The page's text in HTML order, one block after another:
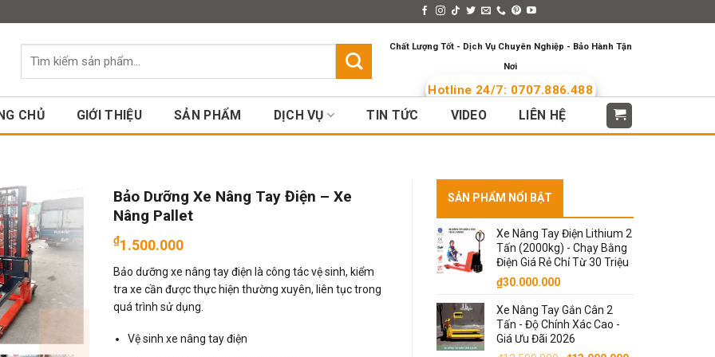
Tìm
Chất Lượng Tốt - Dịch Vụ Chuyên Nghiệp - Bảo Hành Tận
Nơi
Hotline 24/7: 0707.886.488
CHỦ GIỚI THIỆU SẢN PHẨM DỊCH VỤ TIN TỨC VIDEO LIÊN HỆ
Bảo Dưỡng Xe Nâng Tay Điện – Xe
Nâng Pallet
₫1.500.000
Bảo dưỡng xe nâng tay điện là công tác vệ sinh, kiểm
tra xe cần được thực hiện thường xuyên, liên tục trong
quá trình sử dụng.
Vệ sinh xe nâng tay điện
SẢN PHẨM NỔI BẬT
Xe Nâng Tay Điện Lithium 2
Tấn (2000kg) - Chạy Bằng
Điện Giá Rẻ Chỉ Từ 30 Triệu
₫30.000.000
Xe Nâng Tay Gắn Cân 2
Tấn - Độ Chính Xác Cao -
Giá Ưu Đãi 2026